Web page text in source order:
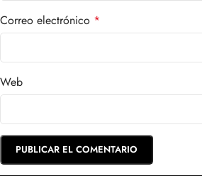
Correo electrónico *
Web